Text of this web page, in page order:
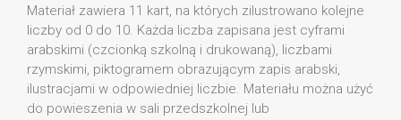
Materiał zawiera 11 kart, na których zilustrowano kolejne
liczby od 0 do 10. Każda liczba zapisana jest cyframi
arabskimi (czcionką szkolną i drukowaną), liczbami
rzymskimi, piktogramem obrazującym zapis arabski,
ilustracjami w odpowiedniej liczbie. Materiału można użyć
do powieszenia w sali przedszkolnej lub